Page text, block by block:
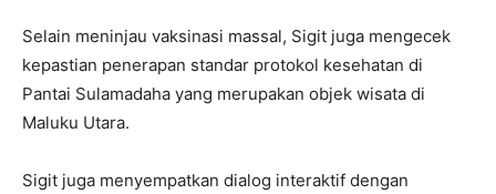
Selain meninjau vaksinasi massal, Sigit juga mengecek
kepastian penerapan standar protokol kesehatan di
Pantai Sulamadaha yang merupakan objek wisata di
Maluku Utara.
Sigit juga menyempatkan dialog interaktif dengan